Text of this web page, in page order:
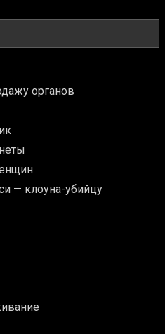
органов
— клоуна-убийцу